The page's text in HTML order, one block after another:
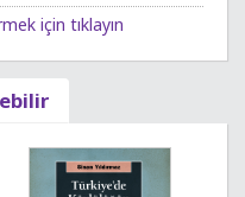
için tıklayın